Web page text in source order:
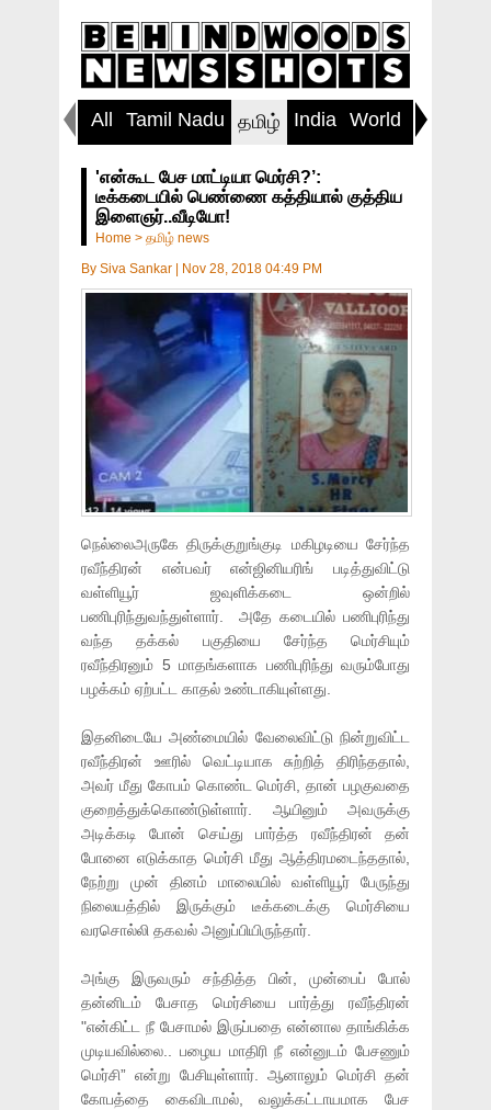
All Tamil Nadu தமிழ் India World
'என்கூட பேச மாட்டியா மெர்சி?’:
டீக்கடையில் பெண்ணை கத்தியால் குத்திய
இளைஞர்..வீடியோ!
Home > தமிழ் news
By Siva Sankar Nov 28, 2018 04:49 PM
நெல்லைஅருகே திருக்குறுங்குடி மகிழடியை சேர்ந்த
ரவீந்திரன் என்பவர் என்ஜினியரிங் படித்துவிட்டு
வள்ளியூர் ஜவுளிக்கடை ஒன்றில்
பணிபுரிந்துவந்துள்ளார். அதே கடையில் பணிபுரிந்து
வந்த தக்கல் பகுதியை சேர்ந்த மெர்சியும்
ரவீந்திரனும் 5 மாதங்களாக பணிபுரிந்து வரும்போது
பழக்கம் ஏற்பட்ட காதல் உண்டாகியுள்ளது.
இதனிடையே அண்மையில் வேலைவிட்டு நின்றுவிட்ட
ரவீந்திரன் ஊரில் வெட்டியாக சுற்றித் திரிந்ததால்,
அவர் மீது கோபம் கொண்ட மெர்சி, தான் பழகுவதை
குறைத்துக்கொண்டுள்ளார். ஆயினும் அவருக்கு
அடிக்கடி போன் செய்து பார்த்த ரவீந்திரன் தன்
போனை எடுக்காத மெர்சி மீது ஆத்திரமடைந்ததால்,
நேற்று முன் தினம் மாலையில் வள்ளியூர் பேருந்து
நிலையத்தில் இருக்கும் டீக்கடைக்கு மெர்சியை
வரசொல்லி தகவல் அனுப்பியிருந்தார்.
அங்கு இருவரும் சந்தித்த பின், முன்பைப் போல்
தன்னிடம் பேசாத மெர்சியை பார்த்து ரவீந்திரன்
"என்கிட்ட நீ பேசாமல் இருப்பதை என்னால தாங்கிக்க
முடியவில்லை.. பழைய மாதிரி நீ என்னுடம் பேசணும்
மெர்சி” என்று பேசியுள்ளார். ஆனாலும் மெர்சி தன்
கோபத்தை கைவிடாமல், வலுக்கட்டாயமாக பேச